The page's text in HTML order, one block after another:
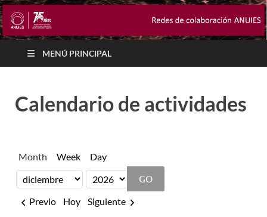
MENÚ PRINCIPAL
Calendario de actividades
Month Week Day
Month
Year
Previo
Hoy Siguiente